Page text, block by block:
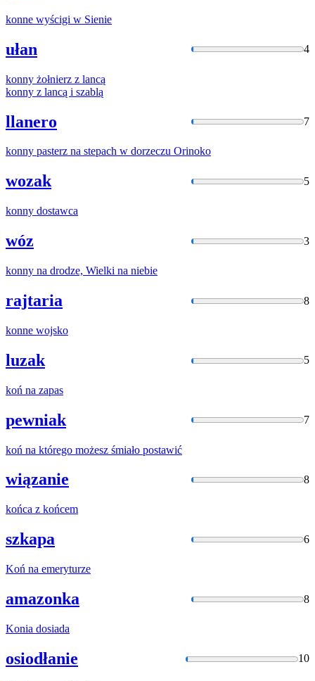
konne wyścigi w Sienie
ułan 4
konny żołnierz z lancą
konny z lancą i szablą
llanero 7
konny pasterz na stepach w dorzeczu Orinoko
wozak 5
konny dostawca
wóz 3
konny na drodze, Wielki na niebie
rajtaria 8
konne wojsko
luzak 5
koń na zapas
pewniak 7
koń na którego możesz śmiało postawić
wiązanie 8
końca z końcem
szkapa 6
Koń na emeryturze
amazonka 8
Konia dosiada
osiodłanie 10